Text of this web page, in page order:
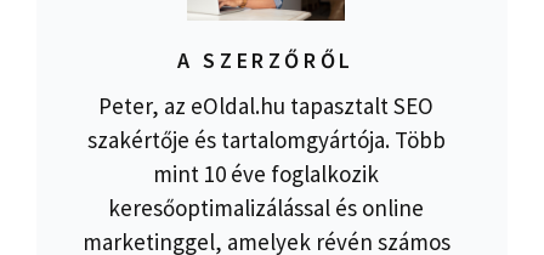
A SZERZŐRŐL
Peter, az eOldal.hu tapasztalt SEO
szakértője és tartalomgyártója. Több
mint 10 éve foglalkozik
keresőoptimalizálással és online
marketinggel, amelyek révén számos